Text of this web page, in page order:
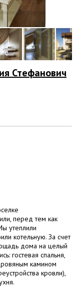
Стефанович
перед тем как
утеплили
котельную. За счет
дома на целый
гостевая спальня,
камином
кровли),